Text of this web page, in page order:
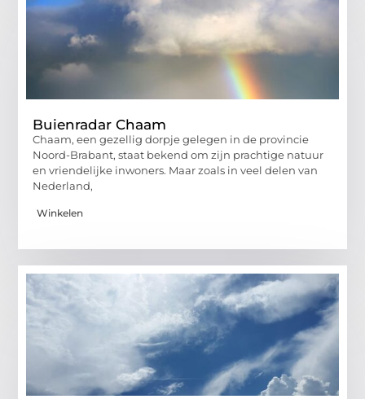
Buienradar Chaam
Chaam, een gezellig dorpje gelegen in de provincie
Noord-Brabant, staat bekend om zijn prachtige natuur
en vriendelijke inwoners. Maar zoals in veel delen van
Nederland,
Winkelen